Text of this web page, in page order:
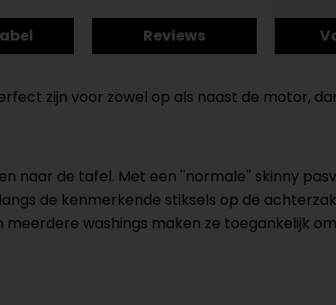
Reviews
zijn voor zowel op als naast de motor,
naar de tafel. Met een ''normale'' skinny
de kenmerkende stiksels op de
meerdere washings maken ze toegankelijk